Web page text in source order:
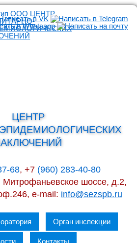
ЦЕНТР
68, +7 (960) 283-40-80
Митрофаньевское шоссе, д.2,
e-mail: info@sezspb.ru
Орган инспекции
Контакты